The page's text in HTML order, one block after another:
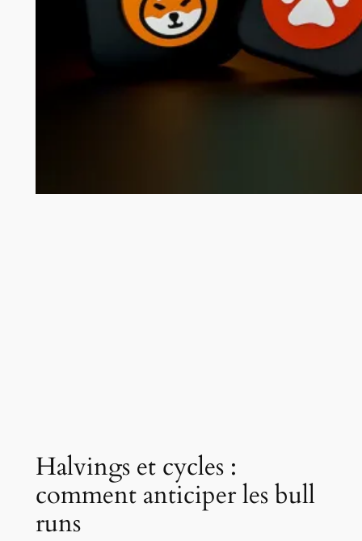
Halvings et cycles :
comment anticiper les bull
runs